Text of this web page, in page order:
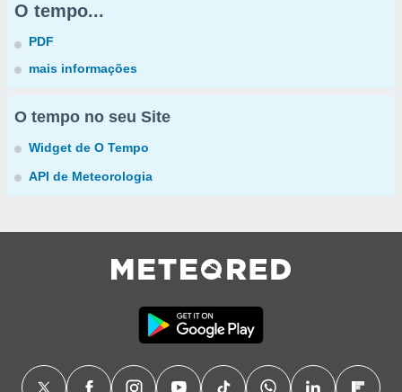
O tempo...
PDF
mais informações
O tempo no seu Site
Widget de O Tempo
API de Meteorologia